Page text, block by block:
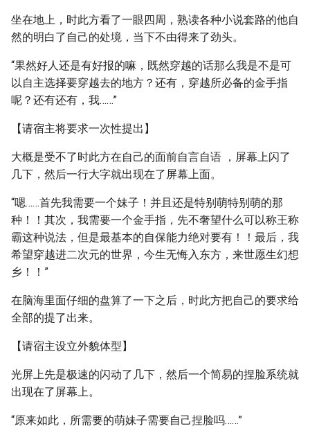
坐在地上，时此方看了一眼四周，熟读各种小说套路的他自
然的明白了自己的处境，当下不由得来了劲头。
“果然好人还是有好报的嘛，既然穿越的话那么我是不是可
以自主选择要穿越去的地方？还有，穿越所必备的金手指
呢？还有还有，我……”
【请宿主将要求一次性提出】
大概是受不了时此方在自己的面前自言自语 ，屏幕上闪了
几下，然后一行大字就出现在了屏幕上面。
“嗯……首先我需要一个妹子！并且还是特别萌特别萌的那
种！！其次，我需要一个金手指，先不奢望什么可以称王称
霸这种说法，但是最基本的自保能力绝对要有！！最后，我
希望穿越进二次元的世界，今生无悔入东方，来世愿生幻想
乡！！”
在脑海里面仔细的盘算了一下之后，时此方把自己的要求给
全部的提了出来。
【请宿主设立外貌体型】
光屏上先是极速的闪动了几下，然后一个简易的捏脸系统就
出现在了屏幕上。
“原来如此，所需要的萌妹子需要自己捏脸吗……”